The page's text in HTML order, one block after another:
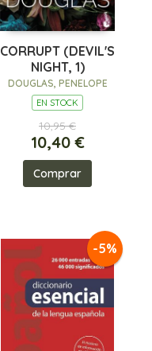
CORRUPT (DEVIL'S
NIGHT, 1)
DOUGLAS, PENELOPE
EN STOCK
10,95 €
10,40 €
Comprar
-5%